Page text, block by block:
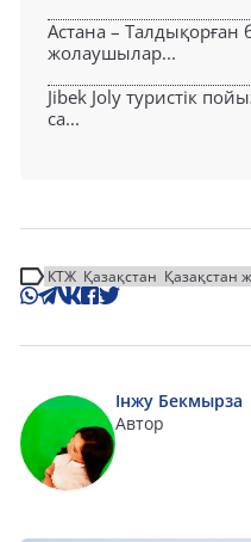
Астана – Талдықорған
жолаушылар...
Jibek Joly туристік
са...
КТЖ Қазақстан Қазақстан
Інжу Бекмырза
Автор